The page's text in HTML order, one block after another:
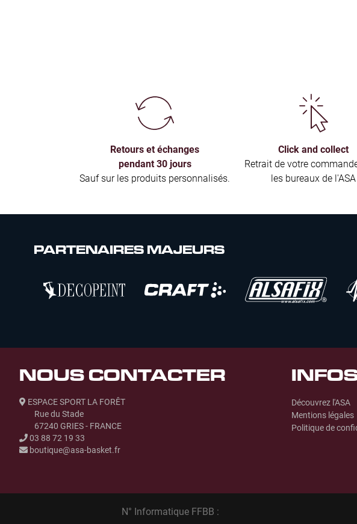
Retours et échanges
pendant 30 jours
Sauf sur les produits personnalisés.
Click and collect
Retrait de votre
les bureaux de l'ASA
PARTENAIRES MAJEURS
NOUS CONTACTER
ESPACE SPORT LA FORÊT
Rue du Stade
67240 GRIES - FRANCE
03 88 72 19 33
boutique@asa-basket.fr
Découvrez l'ASA
Mentions légales
Politique de
N° Informatique FFBB :